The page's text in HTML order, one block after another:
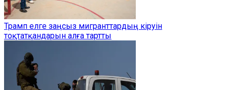
Трамп елге заңсыз мигранттардың кіруін
тоқтатқандарын алға тартты